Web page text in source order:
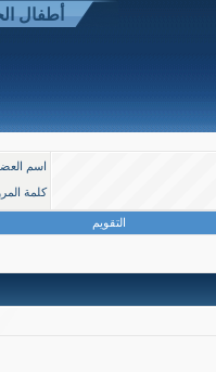
أطفال
اسم
كلمة
التقويم